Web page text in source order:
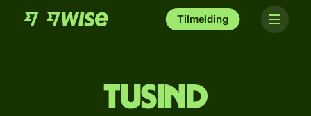
Tilmelding
tusind